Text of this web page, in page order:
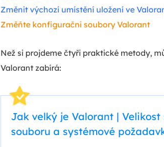
Změnit výchozí umístění uložení ve
Změňte konfigurační soubory Valorant
Než si projdeme čtyři praktické metody,
Valorant zabírá:
Jak velký je Valorant |
souboru a systémové